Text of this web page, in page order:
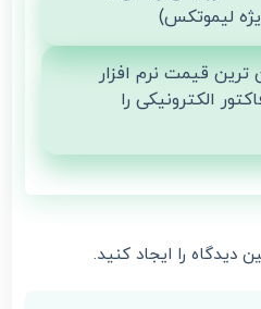
لیموتکس)
ترین قیمت نرم افزار
الکترونیکی را
دیدگاه را ایجاد کنید.